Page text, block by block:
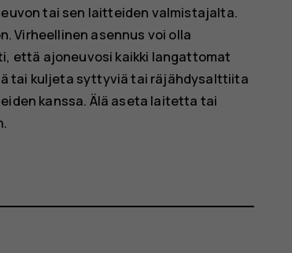
tai sen laitteiden valmistajalta.
Virheellinen asennus voi olla
että ajoneuvosi kaikki langattomat
tai kuljeta syttyviä tai räjähdysalttiita
kanssa. Älä aseta laitetta tai